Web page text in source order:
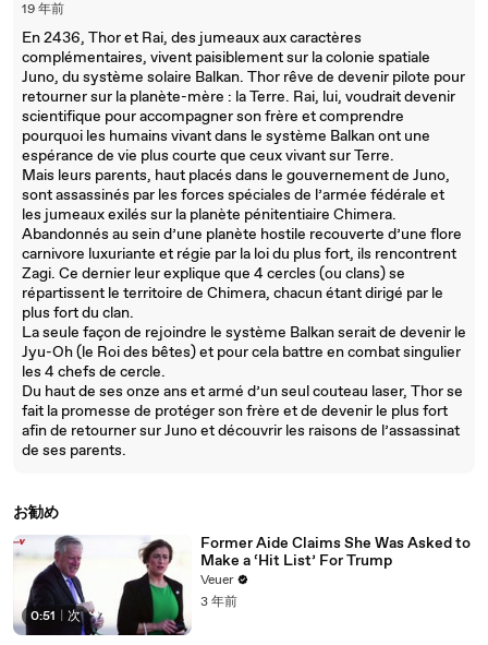
19 年前
En 2436, Thor et Rai, des jumeaux aux caractères
complémentaires, vivent paisiblement sur la colonie spatiale
Juno, du système solaire Balkan. Thor rêve de devenir pilote pour
retourner sur la planète-mère : la Terre. Rai, lui, voudrait devenir
scientifique pour accompagner son frère et comprendre
pourquoi les humains vivant dans le système Balkan ont une
espérance de vie plus courte que ceux vivant sur Terre.
Mais leurs parents, haut placés dans le gouvernement de Juno,
sont assassinés par les forces spéciales de l’armée fédérale et
les jumeaux exilés sur la planète pénitentiaire Chimera.
Abandonnés au sein d’une planète hostile recouverte d’une flore
carnivore luxuriante et régie par la loi du plus fort, ils rencontrent
Zagi. Ce dernier leur explique que 4 cercles (ou clans) se
répartissent le territoire de Chimera, chacun étant dirigé par le
plus fort du clan.
La seule façon de rejoindre le système Balkan serait de devenir le
Jyu-Oh (le Roi des bêtes) et pour cela battre en combat singulier
les 4 chefs de cercle.
Du haut de ses onze ans et armé d’un seul couteau laser, Thor se
fait la promesse de protéger son frère et de devenir le plus fort
afin de retourner sur Juno et découvrir les raisons de l’assassinat
de ses parents.
お勧め
0:51 次
Former Aide Claims She Was Asked to
Make a ‘Hit List’ For Trump
Veuer
3 年前